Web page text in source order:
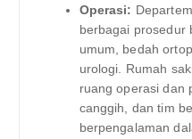
Operasi:
berbagai prosedur
umum, bedah
urologi. Rumah
ruang operasi dan
canggih, dan tim
berpengalaman